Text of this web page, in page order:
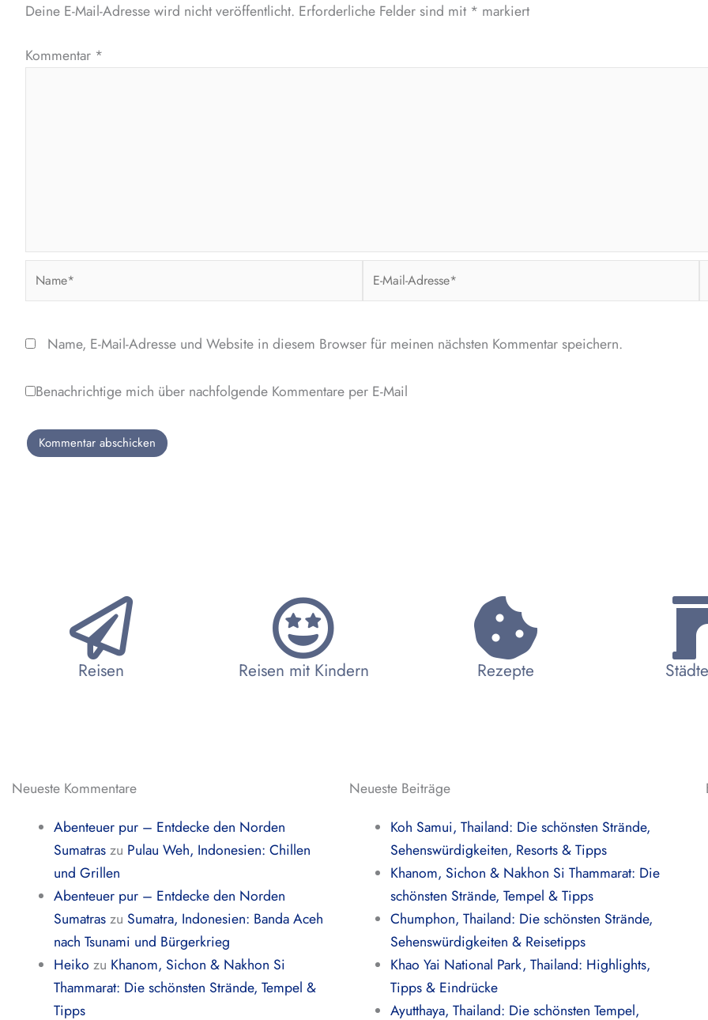
Deine E-Mail-Adresse wird nicht veröffentlicht. Erforderliche Felder sind mit * markiert
Kommentar *
Name*
Name, E-Mail-Adresse und Website in diesem Browser für meinen nächsten Kommentar speichern.
Benachrichtige mich über nachfolgende Kommentare per E-Mail
Reisen Reisen mit Kindern Rezepte
Neueste Kommentare
Abenteuer pur – Entdecke den Norden
Sumatraszu Pulau Weh, Indonesien: Chillen
und Grillen
Abenteuer pur – Entdecke den Norden
Sumatraszu Sumatra, Indonesien: Banda Aceh
nach Tsunami und Bürgerkrieg
Heiko zu Khanom, Sichon & Nakhon Si
Thammarat: Die schönsten Strände, Tempel &
Tipps
Neueste Beiträge
Koh Samui, Thailand: Die schönsten Strände,
Sehenswürdigkeiten, Resorts & Tipps
Khanom, Sichon & Nakhon Si Thammarat: Die
schönsten Strände, Tempel & Tipps
Chumphon, Thailand: Die schönsten Strände,
Sehenswürdigkeiten & Reisetipps
Khao Yai National Park, Thailand: Highlights,
Tipps & Eindrücke
Ayutthaya, Thailand: Die schönsten Tempel,